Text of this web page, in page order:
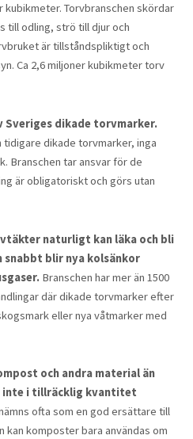
kubikmeter. Torvbranschen skördar
till odling, strö till djur och
är tillståndspliktigt och
Ca 2,6 miljoner kubikmeter torv
Sveriges dikade torvmarker.
dikade torvmarker, inga
Branschen tar ansvar för de
är obligatoriskt och görs utan
naturligt kan läka och bli
blir nya kolsänkor
Branschen har mer än 1500
där dikade torvmarker efter
eller nya våtmarker med
och andra material än
inte i tillräcklig kvantitet
ofta som en god ersättare till
komposter bara användas om